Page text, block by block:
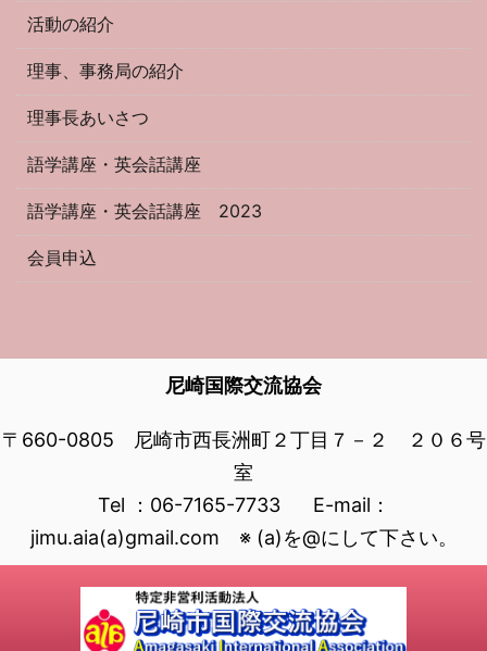
活動の紹介
理事、事務局の紹介
理事長あいさつ
語学講座・英会話講座
語学講座・英会話講座 2023
会員申込
尼崎国際交流協会
〒660-0805 尼崎市西長洲町２丁目７－２ ２０６号
室
Tel ：06-7165-7733 E-mail：
jimu.aia(a)gmail.com ※ (a)を@にして下さい。